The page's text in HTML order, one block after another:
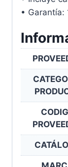
• Garantía: